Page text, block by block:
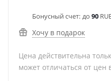
Бонусный счет: до 90
Хочу в подарок
Цена действительна
может отличаться от